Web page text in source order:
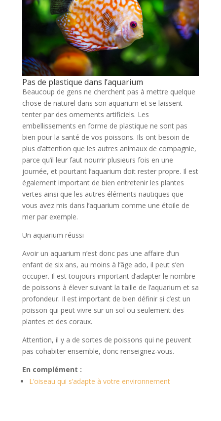
Pas de plastique dans l’aquarium
Beaucoup de gens ne cherchent pas à mettre quelque
chose de naturel dans son aquarium et se laissent
tenter par des ornements artificiels. Les
embellissements en forme de plastique ne sont pas
bien pour la santé de vos poissons. Ils ont besoin de
plus d’attention que les autres animaux de compagnie,
parce qu’il leur faut nourrir plusieurs fois en une
journée, et pourtant l’aquarium doit rester propre. Il est
également important de bien entretenir les plantes
vertes ainsi que les autres éléments nautiques que
vous avez mis dans l’aquarium comme une étoile de
mer par exemple.
Un aquarium réussi
Avoir un aquarium n’est donc pas une affaire d’un
enfant de six ans, au moins à l’âge ado, il peut s’en
occuper. Il est toujours important d’adapter le nombre
de poissons à élever suivant la taille de l’aquarium et sa
profondeur. Il est important de bien définir si c’est un
poisson qui peut vivre sur un sol ou seulement des
plantes et des coraux.
Attention, il y a de sortes de poissons qui ne peuvent
pas cohabiter ensemble, donc renseignez-vous.
En complément :
L’oiseau qui s’adapte à votre environnement